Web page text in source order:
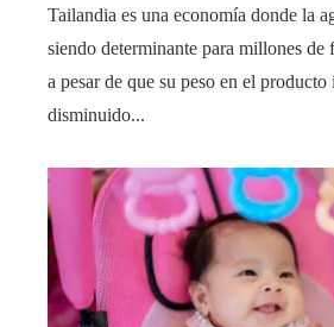
Tailandia es una economía donde la
siendo determinante para millones de
a pesar de que su peso en el
disminuido...